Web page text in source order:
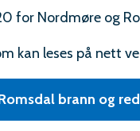
for Nordmøre og
kan leses på nett
brann og